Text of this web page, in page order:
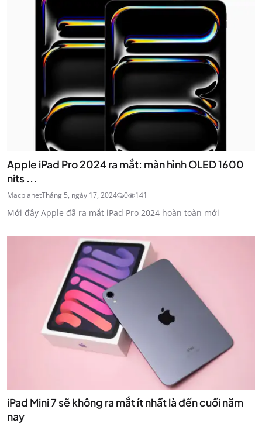
Apple iPad Pro 2024 ra mắt: màn hình OLED 1600
nits ...
MacplanetTháng 5, ngày 17, 2024 0 141
Mới đây Apple đã ra mắt iPad Pro 2024 hoàn toàn mới
iPad Mini 7 sẽ không ra mắt ít nhất là đến cuối năm
nay